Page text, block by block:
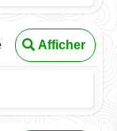
Afficher